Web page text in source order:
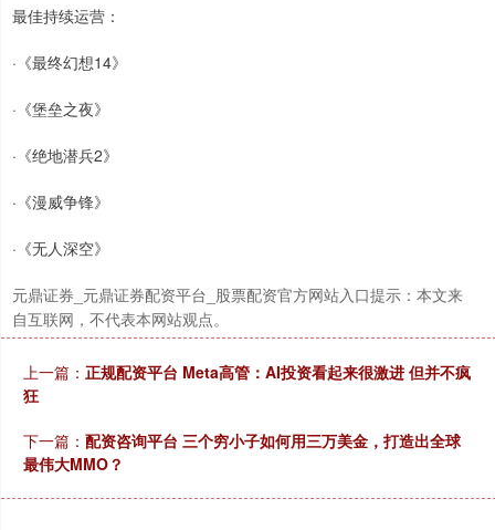
最佳持续运营：
·《最终幻想14》
·《堡垒之夜》
·《绝地潜兵2》
·《漫威争锋》
·《无人深空》
元鼎证券_元鼎证券配资平台_股票配资官方网站入口提示：本文来
自互联网，不代表本网站观点。
上一篇： 正规配资平台 Meta高管：AI投资看起来很激进 但并不疯
狂
下一篇： 配资咨询平台 三个穷小子如何用三万美金，打造出全球
最伟大MMO？
沪深300